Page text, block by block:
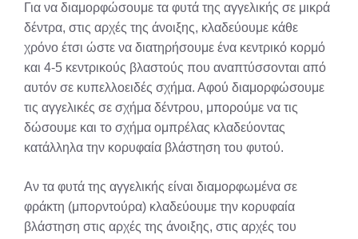
Για να διαμορφώσουμε τα φυτά της αγγελικής σε μικρά
δέντρα, στις αρχές της άνοιξης, κλαδεύουμε κάθε
χρόνο έτσι ώστε να διατηρήσουμε ένα κεντρικό κορμό
και 4-5 κεντρικούς βλαστούς που αναπτύσσονται από
αυτόν σε κυπελλοειδές σχήμα. Αφού διαμορφώσουμε
τις αγγελικές σε σχήμα δέντρου, μπορούμε να τις
δώσουμε και το σχήμα ομπρέλας κλαδεύοντας
κατάλληλα την κορυφαία βλάστηση του φυτού.
Αν τα φυτά της αγγελικής είναι διαμορφωμένα σε
φράκτη (μπορντούρα) κλαδεύουμε την κορυφαία
βλάστηση στις αρχές της άνοιξης, στις αρχές του